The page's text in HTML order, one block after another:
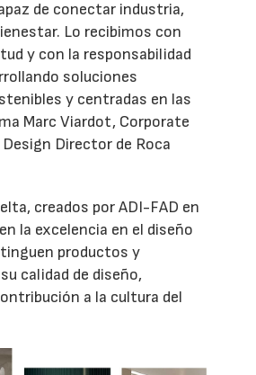
de conectar industria,
Lo recibimos con
y con la responsabilidad
soluciones
y centradas en las
Marc Viardot, Corporate
Director de Roca
creados por ADI-FAD en
la excelencia en el diseño
productos y
calidad de diseño,
a la cultura del